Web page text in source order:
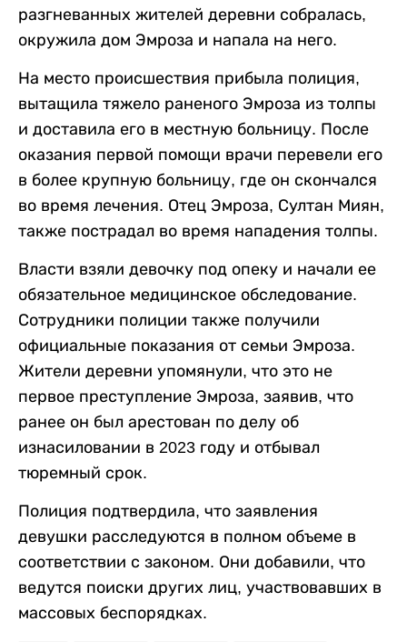
разгневанных жителей деревни собралась,
окружила дом Эмроза и напала на него.
На место происшествия прибыла полиция,
вытащила тяжело раненого Эмроза из толпы
и доставила его в местную больницу. После
оказания первой помощи врачи перевели его
в более крупную больницу, где он скончался
во время лечения. Отец Эмроза, Султан Миян,
также пострадал во время нападения толпы.
Власти взяли девочку под опеку и начали ее
обязательное медицинское обследование.
Сотрудники полиции также получили
официальные показания от семьи Эмроза.
Жители деревни упомянули, что это не
первое преступление Эмроза, заявив, что
ранее он был арестован по делу об
изнасиловании в 2023 году и отбывал
тюремный срок.
Полиция подтвердила, что заявления
девушки расследуются в полном объеме в
соответствии с законом. Они добавили, что
ведутся поиски других лиц, участвовавших в
массовых беспорядках.